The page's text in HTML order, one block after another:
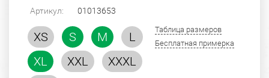
Артикул: 01013653
XS S M
L
XL
XXL
XXXL
Таблица размеров
Бесплатная примерка